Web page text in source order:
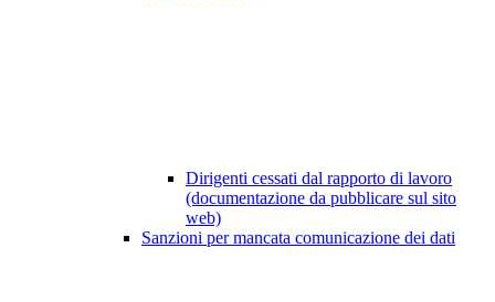
Dirigenti cessati dal rapporto di lavoro
(documentazione da pubblicare sul sito
web)
Sanzioni per mancata comunicazione dei dati